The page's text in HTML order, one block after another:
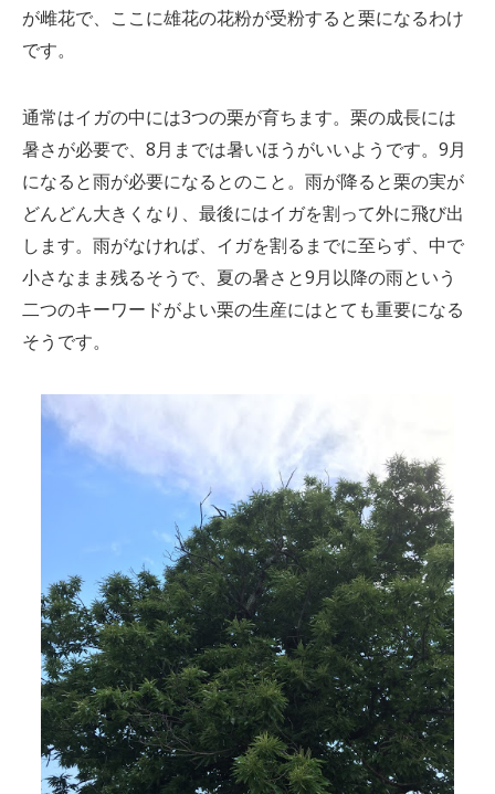
が雌花で、ここに雄花の花粉が受粉すると栗になるわけ
です。
通常はイガの中には3つの栗が育ちます。栗の成長には
暑さが必要で、8月までは暑いほうがいいようです。9月
になると雨が必要になるとのこと。雨が降ると栗の実が
どんどん大きくなり、最後にはイガを割って外に飛び出
します。雨がなければ、イガを割るまでに至らず、中で
小さなまま残るそうで、夏の暑さと9月以降の雨という
二つのキーワードがよい栗の生産にはとても重要になる
そうです。